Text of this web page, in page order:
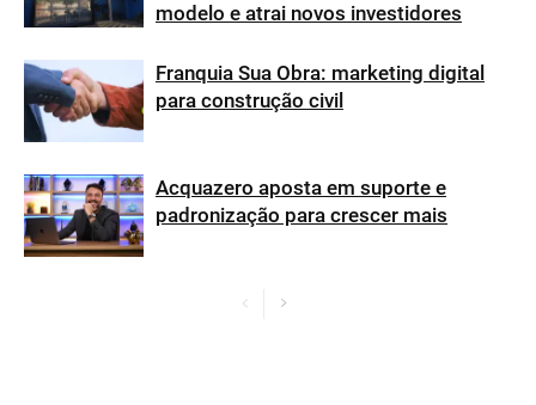
modelo e atrai novos investidores
Franquia Sua Obra: marketing digital
para construção civil
Acquazero aposta em suporte e
padronização para crescer mais